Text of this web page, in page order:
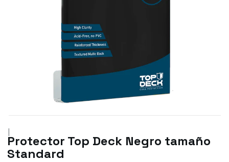
|
Protector Top Deck Negro tamaño
Standard